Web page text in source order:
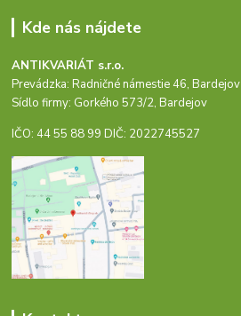
Kde nás nájdete
ANTIKVARIÁT s.r.o.
Prevádzka: Radničné námestie 46, Bardejov
Sídlo firmy: Gorkého 573/2, Bardejov
IČO: 44 55 88 99 DIČ: 2022745527